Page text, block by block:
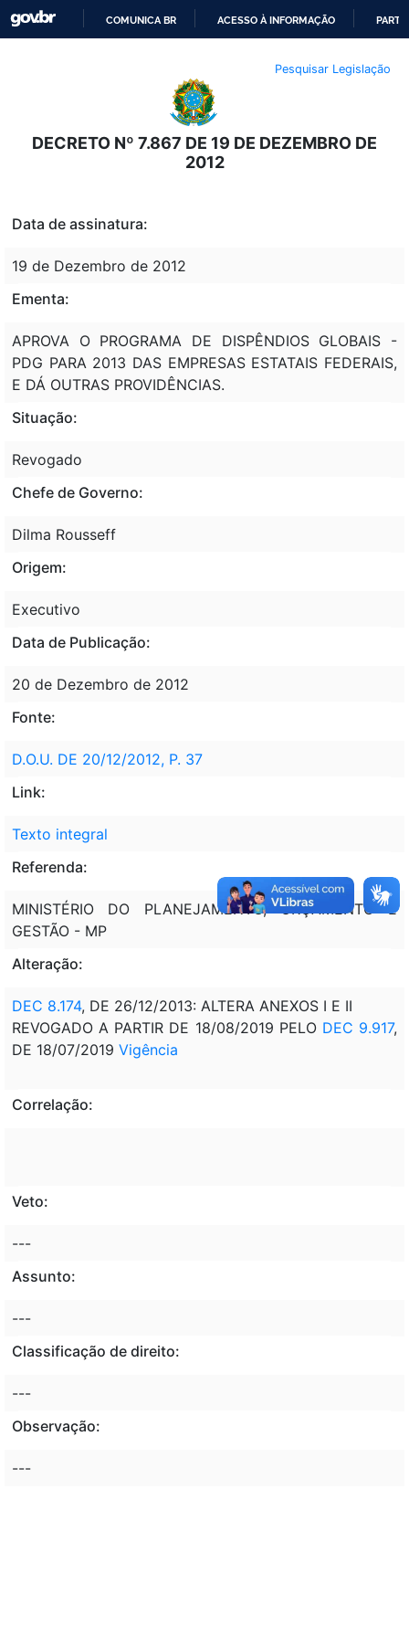
O
CONTEÚDO
COMUNICA BR ACESSO À INFORMAÇÃO
Pesquisar Legislação
DECRETO Nº 7.867 DE 19 DE DEZEMBRO DE
2012
Data de assinatura:
19 de Dezembro de 2012
Ementa:
APROVA O PROGRAMA DE DISPÊNDIOS GLOBAIS -
PDG PARA 2013 DAS EMPRESAS ESTATAIS FEDERAIS,
E DÁ OUTRAS PROVIDÊNCIAS.
Situação:
Revogado
Chefe de Governo:
Dilma Rousseff
Origem:
Executivo
Data de Publicação:
20 de Dezembro de 2012
Fonte:
D.O.U. DE 20/12/2012, P. 37
Link:
Texto integral
Referenda:
MINISTÉRIO DO PLANEJAMENTO, ORÇAMENTO E
GESTÃO - MP
Alteração:
DEC 8.174, DE 26/12/2013: ALTERA ANEXOS I E II
REVOGADO A PARTIR DE 18/08/2019 PELO DEC 9.917,
DE 18/07/2019 Vigência
Correlação:
Veto:
---
Assunto:
---
Classificação de direito:
---
Observação:
---